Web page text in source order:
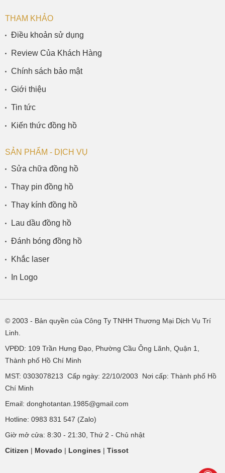
THAM KHẢO
Điều khoản sử dụng
Review Của Khách Hàng
Chính sách bảo mật
Giới thiệu
Tin tức
Kiến thức đồng hồ
SẢN PHẨM - DỊCH VỤ
Sửa chữa đồng hồ
Thay pin đồng hồ
Thay kính đồng hồ
Lau dầu đồng hồ
Đánh bóng đồng hồ
Khắc laser
In Logo
© 2003 - Bản quyền của Công Ty TNHH Thương Mại Dịch Vụ Trí
Linh.
VPĐD: 109 Trần Hưng Đạo, Phường Cầu Ông Lãnh, Quận 1,
Thành phố Hồ Chí Minh
MST: 0303078213 Cấp ngày: 22/10/2003 Nơi cấp: Thành phố Hồ
Chí Minh
Email: donghotantan.1985@gmail.com
Hotline: 0983 831 547 (Zalo)
Giờ mở cửa: 8:30 - 21:30, Thứ 2 - Chủ nhật
Citizen | Movado | Longines | Tissot